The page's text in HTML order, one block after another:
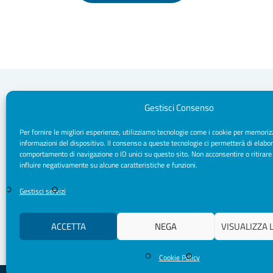
Gestisci Consenso
Per fornire le migliori esperienze, utilizziamo tecnologie come i cookie per
informazioni del dispositivo. Il consenso a queste tecnologie ci permetterà di
comportamento di navigazione o ID unici su questo sito. Non acconsentire o
influire negativamente su alcune caratteristiche e funzioni.
Gestisci servizi
ACCETTA NEGA VISUALIZZA
Cookie Policy
Segreteria Sede
Via Sparano da Bari, 170 - 70121 Bari
CF/ P. IVA: 93091790720